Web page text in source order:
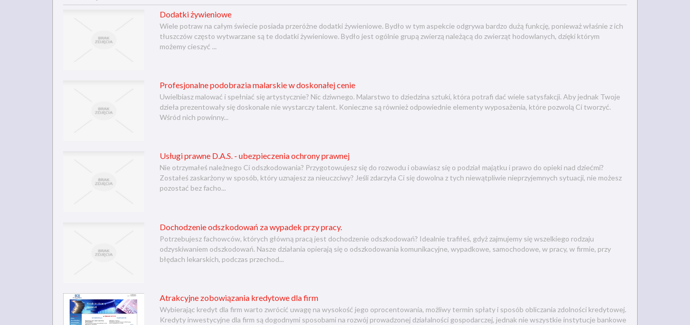
Dodatki żywieniowe
Wiele potraw na całym świecie posiada przeróżne dodatki żywieniowe. Bydło w tym aspekcie odgrywa bardzo dużą funkcję, ponieważ właśnie z ich
tłuszczów często wytwarzane są te dodatki żywieniowe. Bydło jest ogólnie grupą zwierzą należącą do zwierząt hodowlanych, dzięki którym
możemy cieszyć ...
Profesjonalne podobrazia malarskie w doskonałej cenie
Uwielbiasz malować i spełniać się artystycznie? Nic dziwnego. Malarstwo to dziedzina sztuki, która potrafi dać wiele satysfakcji. Aby jednak Twoje
dzieła prezentowały się doskonale nie wystarczy talent. Konieczne są również odpowiednie elementy wyposażenia, które pozwolą Ci tworzyć.
Wśród nich powinny...
Usługi prawne D.A.S. - ubezpieczenia ochrony prawnej
Nie otrzymałeś należnego Ci odszkodowania? Przygotowujesz się do rozwodu i obawiasz się o podział majątku i prawo do opieki nad dziećmi?
Zostałeś zaskarżony w sposób, który uznajesz za nieuczciwy? Jeśli zdarzyła Ci się dowolna z tych niewątpliwie nieprzyjemnych sytuacji, nie możesz
pozostać bez facho...
Dochodzenie odszkodowań za wypadek przy pracy.
Potrzebujesz fachowców, których główną pracą jest dochodzenie odszkodowań? Idealnie trafiłeś, gdyż zajmujemy się wszelkiego rodzaju
odzyskiwaniem odszkodowań. Nasze działania opierają się o odszkodowania komunikacyjne, wypadkowe, samochodowe, w pracy, w firmie, przy
błędach lekarskich, podczas przechod...
Atrakcyjne zobowiązania kredytowe dla firm
Wybierając kredyt dla firm warto zwrócić uwagę na wysokość jego oprocentowania, możliwy termin spłaty i sposób obliczania zdolności kredytowej.
Kredyty inwestycyjne dla firm są dogodnymi sposobami na rozwój prowadzonej działalności gospodarczej, jednak nie wszystkie instytucje bankowe